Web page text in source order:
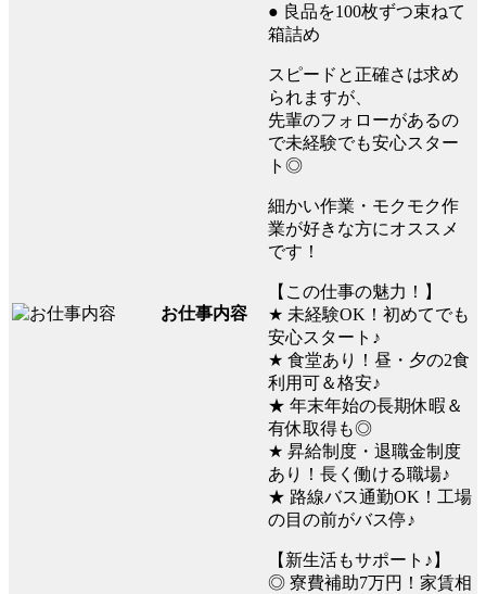
お仕事内容
● 良品を100枚ずつ束ねて
箱詰め
スピードと正確さは求め
られますが、
先輩のフォローがあるの
で未経験でも安心スター
ト◎
細かい作業・モクモク作
業が好きな方にオススメ
です！
【この仕事の魅力！】
★ 未経験OK！初めてでも
安心スタート♪
★ 食堂あり！昼・夕の2食
利用可＆格安♪
★ 年末年始の長期休暇＆
有休取得も◎
★ 昇給制度・退職金制度
あり！長く働ける職場♪
★ 路線バス通勤OK！工場
の目の前がバス停♪
【新生活もサポート♪】
◎ 寮費補助7万円！家賃相